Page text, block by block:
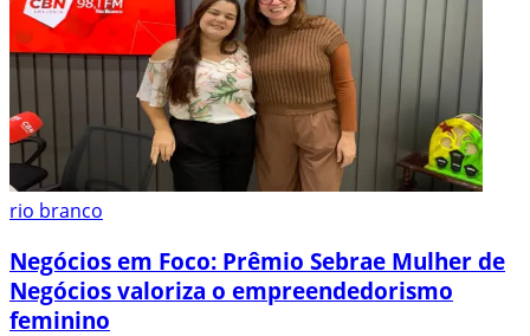
rio branco
Negócios em Foco: Prêmio Sebrae Mulher de
Negócios valoriza o empreendedorismo
feminino